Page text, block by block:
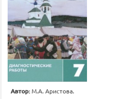
Автор:М.А. Аристова.